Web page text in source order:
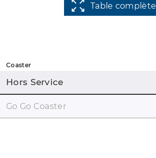
Table complète
Coaster
Hors Service
Go Go Coaster